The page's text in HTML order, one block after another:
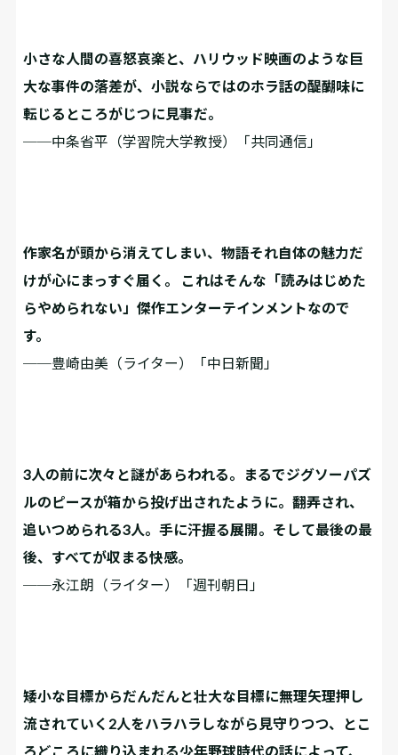
小さな人間の喜怒哀楽と、ハリウッド映画のような巨
大な事件の落差が、小説ならではのホラ話の醍醐味に
転じるところがじつに見事だ。
──中条省平（学習院大学教授）「共同通信」
作家名が頭から消えてしまい、物語それ自体の魅力だ
けが心にまっすぐ届く。 これはそんな「読みはじめた
らやめられない」傑作エンターテインメントなので
す。
──豊崎由美（ライター）「中日新聞」
3人の前に次々と謎があらわれる。まるでジグソーパズ
ルのピースが箱から投げ出されたように。翻弄され、
追いつめられる3人。手に汗握る展開。そして最後の最
後、すべてが収まる快感。
──永江朗（ライター）「週刊朝日」
矮小な目標からだんだんと壮大な目標に無理矢理押し
流されていく2人をハラハラしながら見守りつつ、とこ
ろどころに織り込まれる少年野球時代の話によって、